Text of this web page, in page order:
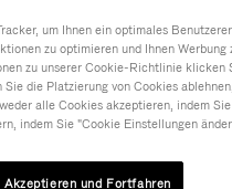
Farbe
um Ihnen ein optimales
zu optimieren und Ihnen Werbung
zu unserer Cookie-Richtlinie klicken
die Platzierung von Cookies
alle Cookies akzeptieren, indem
indem Sie "Cookie Einstellungen
Akzeptieren und Fortfahren